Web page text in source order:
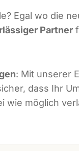
Egal wo die
Partner
: Mit unserer
dass Ihr
wie möglich